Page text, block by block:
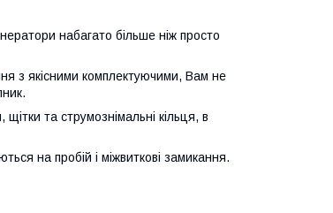
набагато більше ніж просто
з якісними комплектуючими, Вам не
та струмознімальні кільця, в
на пробій і міжвиткові замикання.